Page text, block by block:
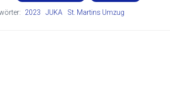
2023 JUKA St. Martins Umzug